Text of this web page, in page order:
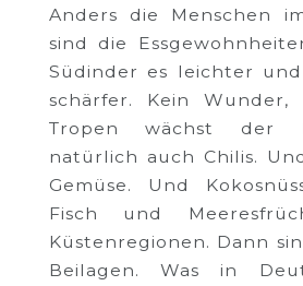
Anders die Menschen
sind die
Südinder es leichter
schärfer. Kein
Tropen wächst der
natürlich auch Chilis.
Gemüse. Und
Fisch und
Küstenregionen. Dann
Beilagen. Was in